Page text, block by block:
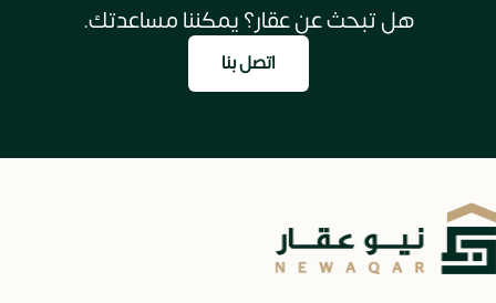
هل تبحث عن عقار؟ يمكننا مساعدتك.
اتصل بنا